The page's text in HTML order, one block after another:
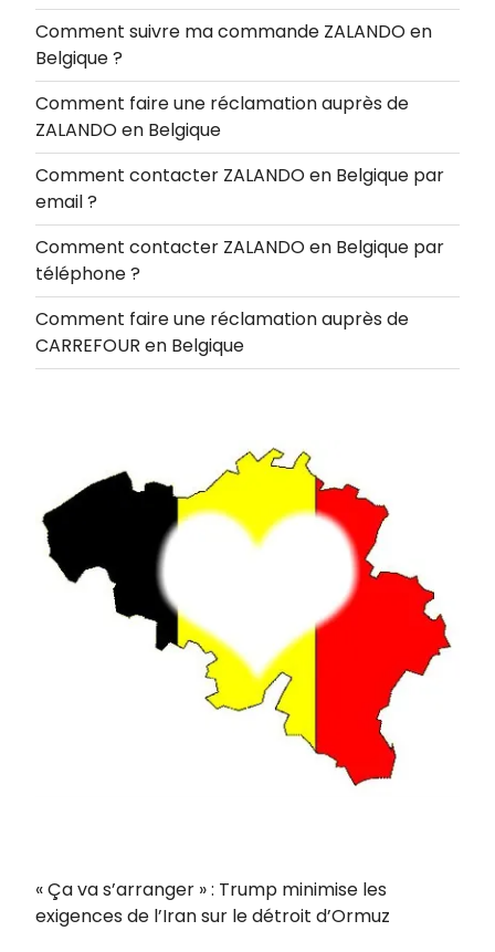
Comment suivre ma commande ZALANDO en
Belgique ?
Comment faire une réclamation auprès de
ZALANDO en Belgique
Comment contacter ZALANDO en Belgique par
email ?
Comment contacter ZALANDO en Belgique par
téléphone ?
Comment faire une réclamation auprès de
CARREFOUR en Belgique
« Ça va s’arranger » : Trump minimise les
exigences de l’Iran sur le détroit d’Ormuz